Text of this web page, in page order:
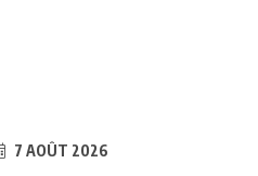
7 AOÛT 2026